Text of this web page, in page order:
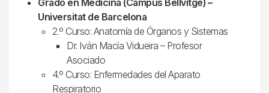
Grado en Medicina (Campus Bellvitge) –
Universitat de Barcelona
2.º Curso: Anatomía de Órganos y Sistemas
Dr. Iván Macía Vidueira – Profesor
Asociado
4.º Curso: Enfermedades del Aparato
Respiratorio